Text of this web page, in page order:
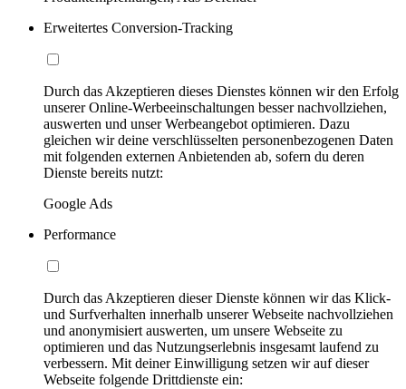
Erweitertes Conversion-Tracking
Durch das Akzeptieren dieses Dienstes können wir den Erfolg
unserer Online-Werbeeinschaltungen besser nachvollziehen,
auswerten und unser Werbeangebot optimieren. Dazu
gleichen wir deine verschlüsselten personenbezogenen Daten
mit folgenden externen Anbietenden ab, sofern du deren
Dienste bereits nutzt:
Google Ads
Performance
Durch das Akzeptieren dieser Dienste können wir das Klick-
und Surfverhalten innerhalb unserer Webseite nachvollziehen
und anonymisiert auswerten, um unsere Webseite zu
optimieren und das Nutzungserlebnis insgesamt laufend zu
verbessern. Mit deiner Einwilligung setzen wir auf dieser
Webseite folgende Drittdienste ein: